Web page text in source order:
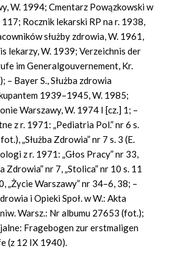
W. 1994; Cmentarz Powązkowski w
Rocznik lekarski RP na r. 1938,
służby zdrowia, W. 1961,
lekarzy, W. 1939; Verzeichnis der
im Generalgouvernement, Kr.
Bayer S., Służba zdrowia
1939–1945, W. 1985;
Warszawy, W. 1974 I [cz.] 1; –
z r. 1971: „Pediatria Pol.” nr 6 s.
„Służba Zdrowia” nr 7 s. 3 (E.
z r. 1971: „Głos Pracy” nr 33,
Zdrowia” nr 7, „Stolica” nr 10 s. 11
„Życie Warszawy” nr 34–6, 38; –
i Opieki Społ. w W.: Akta
Warsz.: Nr albumu 27653 (fot.);
Fragebogen zur erstmaligen
(z 12 IX 1940).